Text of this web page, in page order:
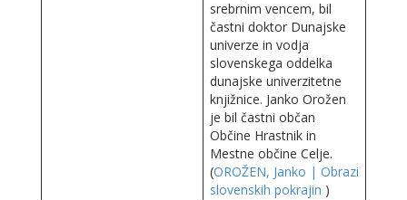
srebrnim vencem, bil
častni doktor Dunajske
univerze in vodja
slovenskega oddelka
dunajske univerzitetne
knjižnice. Janko Orožen
je bil častni občan
Občine Hrastnik in
Mestne občine Celje.
(OROŽEN, Janko | Obrazi
slovenskih pokrajin )